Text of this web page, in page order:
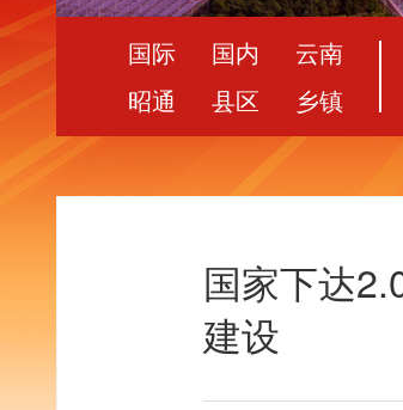
国际 国内
云南
昭通
县区 乡镇
国家下达
建设